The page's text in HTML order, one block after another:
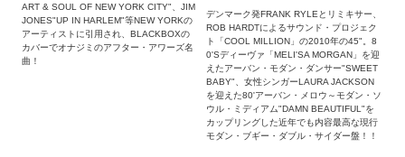
ART & SOUL OF NEW YORK CITY"、JIM
JONES"UP IN HARLEM"等NEW YORKの
アーティストに引用され、BLACKBOXの
カバーでオナジミのアフター・アワーズ名
曲！
デンマーク発FRANK RYLEとリミキサー、
ROB HARDTによるサウンド・プロジェク
ト「COOL MILLION」の2010年の45"。8
0'Sディーヴァ「MELI'SA MORGAN」を迎
えたアーバン・モダン・ダンサー"SWEET
BABY"、女性シンガーLAURA JACKSON
を迎えた80'アーバン・メロウ～モダン・ソ
ウル・ミディアム"DAMN BEAUTIFUL"を
カップリングした近年でも内容最高な現行
モダン・ブギー・ダブル・サイダー盤！！